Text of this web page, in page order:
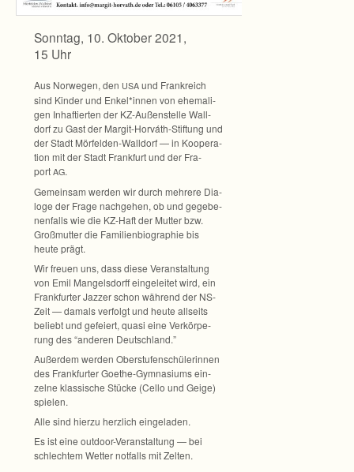
Sonn­tag, 10. Okto­ber 2021,
15 Uhr
Aus Nor­we­gen, den USAund Frank­reich
sind Kin­der und Enkel*innen von ehe­ma­li­
gen Inhaf­tier­ten der KZ-Außenstelle Wall­
dorf zu Gast der Margit-Horváth-Stiftung und
der Stadt Mörfelden-Walldorf — in Koope­ra­
tion mit der Stadt Frank­furt und der Fra­
port AG.
Gemein­sam wer­den wir durch meh­rere Dia­
loge der Frage nach­ge­hen, ob und gege­be­
nen­falls wie die KZ-Haft der Mut­ter bzw.
Groß­mut­ter die Fami­li­en­bio­gra­phie bis
heute prägt.
Wir freuen uns, dass diese Ver­an­stal­tung
von Emil Man­gels­dorff ein­ge­lei­tet wird, ein
Frank­fur­ter Jaz­zer schon wäh­rend der NS-
Zeit — damals ver­folgt und heute all­seits
beliebt und gefei­ert, quasi eine Ver­kör­pe­
rung des “ande­ren Deutschland.”
Außer­dem wer­den Ober­stu­fen­schü­le­rin­nen
des Frank­fur­ter Goethe-Gymnasiums ein­
zelne klas­si­sche Stü­cke (Cello und Geige)
spielen.
Alle sind hierzu herz­lich eingeladen.
Es ist eine outdoor-Veranstaltung — bei
schlech­tem Wet­ter not­falls mit Zelten.